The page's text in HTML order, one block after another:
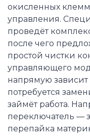
окисленных
управления.
проведёт
после чего
простой чистки
управляющего
напрямую зависит
потребуется
займёт работа.
переключатель —
перепайка